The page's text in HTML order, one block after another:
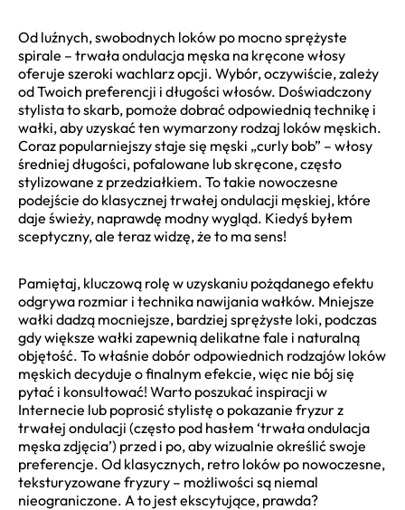
Od luźnych, swobodnych loków po mocno sprężyste
spirale – trwała ondulacja męska na kręcone włosy
oferuje szeroki wachlarz opcji. Wybór, oczywiście, zależy
od Twoich preferencji i długości włosów. Doświadczony
stylista to skarb, pomoże dobrać odpowiednią technikę i
wałki, aby uzyskać ten wymarzony rodzaj loków męskich.
Coraz popularniejszy staje się męski „curly bob” – włosy
średniej długości, pofalowane lub skręcone, często
stylizowane z przedziałkiem. To takie nowoczesne
podejście do klasycznej trwałej ondulacji męskiej, które
daje świeży, naprawdę modny wygląd. Kiedyś byłem
sceptyczny, ale teraz widzę, że to ma sens!
Pamiętaj, kluczową rolę w uzyskaniu pożądanego efektu
odgrywa rozmiar i technika nawijania wałków. Mniejsze
wałki dadzą mocniejsze, bardziej sprężyste loki, podczas
gdy większe wałki zapewnią delikatne fale i naturalną
objętość. To właśnie dobór odpowiednich rodzajów loków
męskich decyduje o finalnym efekcie, więc nie bój się
pytać i konsultować! Warto poszukać inspiracji w
Internecie lub poprosić stylistę o pokazanie fryzur z
trwałej ondulacji (często pod hasłem ‘trwała ondulacja
męska zdjęcia’) przed i po, aby wizualnie określić swoje
preferencje. Od klasycznych, retro loków po nowoczesne,
teksturyzowane fryzury – możliwości są niemal
nieograniczone. A to jest ekscytujące, prawda?